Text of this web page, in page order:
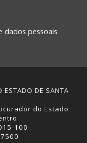
dados pessoais
ESTADO DE SANTA
do Estado
100